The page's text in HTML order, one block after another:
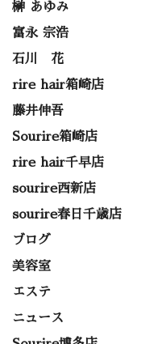
榊 あゆみ
富永 宗浩
石川 花
rire hair箱崎店
藤井伸吾
Sourire箱崎店
rire hair千早店
sourire西新店
sourire春日千歳店
ブログ
美容室
エステ
ニュース